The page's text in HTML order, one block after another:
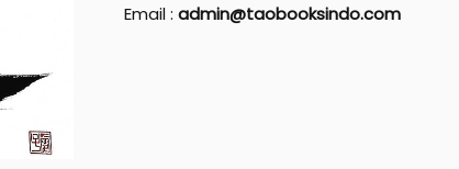
Email : admin@taobooksindo.com